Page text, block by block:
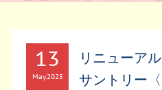
13
May2025
リニューア
サントリー